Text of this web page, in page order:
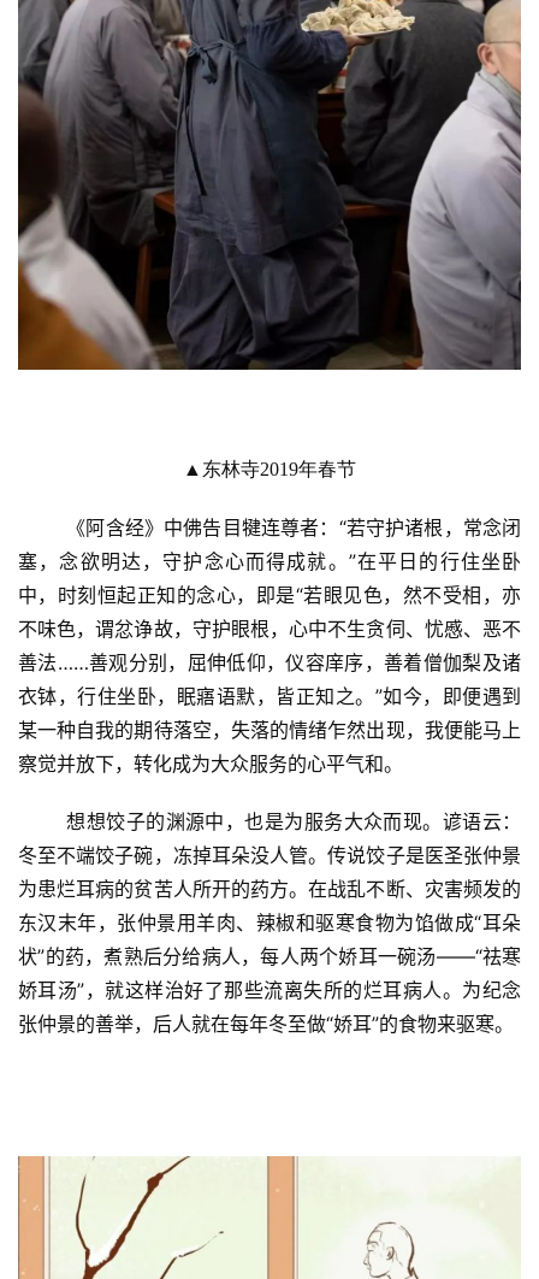
▲东林寺2019年春节
塞，念欲明达，守护念心而得成就。”在平日的行住坐卧
中，时刻恒起正知的念心，即是“若眼见色，然不受相，亦
不味色，谓忿诤故，守护眼根，心中不生贪伺、忧慼、恶不
善法……善观分别，屈伸低仰，仪容庠序，善着僧伽梨及诸
衣钵，行住坐卧，眠寤语默，皆正知之。”如今，即便遇到
某一种自我的期待落空，失落的情绪乍然出现，我便能马上
察觉并放下，转化成为大众服务的心平气和。
	想想饺子的渊源中，也是为服务大众而现。谚语云：
冬至不端饺子碗，冻掉耳朵没人管。传说饺子是医圣张仲景
为患烂耳病的贫苦人所开的药方。在战乱不断、灾害频发的
东汉末年，张仲景用羊肉、辣椒和驱寒食物为馅做成“耳朵
状”的药，煮熟后分给病人，每人两个娇耳一碗汤——“祛寒
娇耳汤”，就这样治好了那些流离失所的烂耳病人。为纪念
张仲景的善举，后人就在每年冬至做“娇耳”的食物来驱寒。